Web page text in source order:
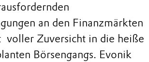
an den Finanzmärkten
voller Zuversicht in die heiße
Börsengangs. Evonik